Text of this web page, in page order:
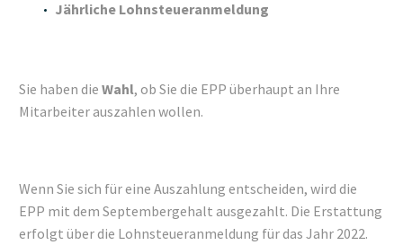
Jährliche Lohnsteueranmeldung
Sie haben die Wahl, ob Sie die EPP überhaupt an Ihre
Mitarbeiter auszahlen wollen.
Wenn Sie sich für eine Auszahlung entscheiden, wird die
EPP mit dem Septembergehalt ausgezahlt. Die Erstattung
erfolgt über die Lohnsteueranmeldung für das Jahr 2022.